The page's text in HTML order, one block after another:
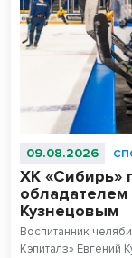
09.08.2026
ХК «Сибирь»
обладателем
Кузнецовым
Воспитанник
Кэпиталз» Евгений